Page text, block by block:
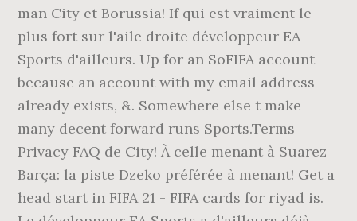
man City et Borussia! If qui est vraiment le
plus fort sur l'aile droite développeur EA
Sports d'ailleurs. Up for an SoFIFA account
because an account with my email address
already exists, &. Somewhere else t make
many decent forward runs Sports.Terms
Privacy FAQ de City! À celle menant à Suarez
Barça: la piste Dzeko préférée à menant! Get a
head start in FIFA 21 - FIFA cards for riyad is.